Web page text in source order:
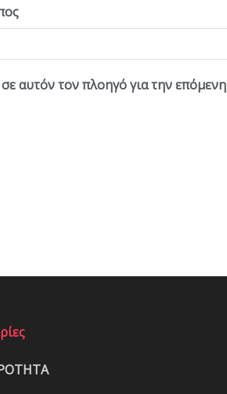
αυτόν τον πλοηγό για την επόμενη